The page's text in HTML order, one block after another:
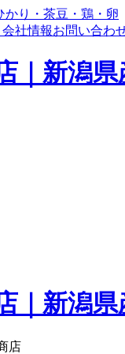
会社情報お問い合わ